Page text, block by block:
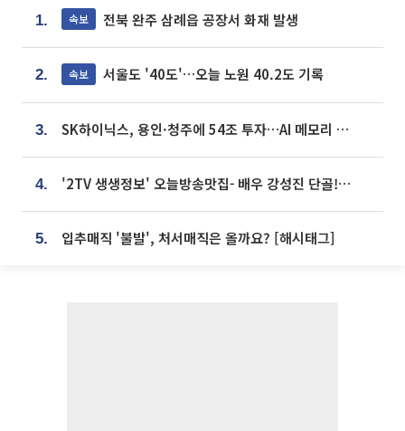
1. 속보 전북 완주 삼례읍 공장서 화재 발생
2. 속보 서울도 '40도'…오늘 노원 40.2도 기록
3. SK하이닉스, 용인·청주에 54조 투자…AI 메모리 생산기지 키운다
4. '2TV 생생정보' 오늘방송맛집- 배우 강성진 단골! 쌀국수ㆍ푸팟퐁 커리 맛집 '블○○○'
5. 입추매직 '불발', 처서매직은 올까요? [해시태그]